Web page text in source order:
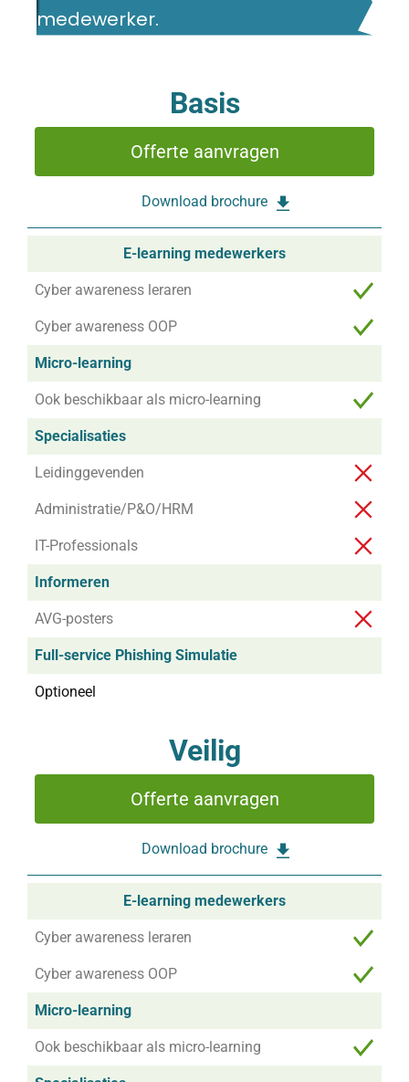
medewerker.
Basis
Offerte aanvragen
Download brochure
E-learning medewerkers
Cyber awareness leraren
Cyber awareness OOP
Micro-learning
Ook beschikbaar als micro-learning
Specialisaties
Leidinggevenden
Administratie/P&O/HRM
IT-Professionals
Informeren
AVG-posters
Full-service Phishing Simulatie
Optioneel
Veilig
Offerte aanvragen
Download brochure
E-learning medewerkers
Cyber awareness leraren
Cyber awareness OOP
Micro-learning
Ook beschikbaar als micro-learning